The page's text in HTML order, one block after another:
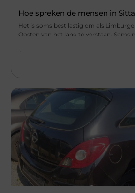
Hoe spreken de mensen in
Het is soms best lastig om als
Oosten van het land te verstaan. Soms
...